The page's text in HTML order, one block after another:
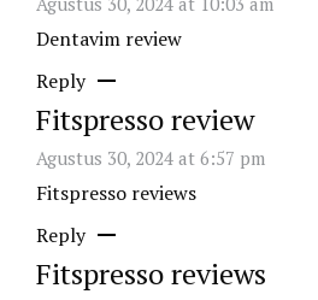
Dentavim review
Reply
Fitspresso review
Agustus 30, 2024 at 6:57 pm
Fitspresso reviews
Reply
Fitspresso reviews